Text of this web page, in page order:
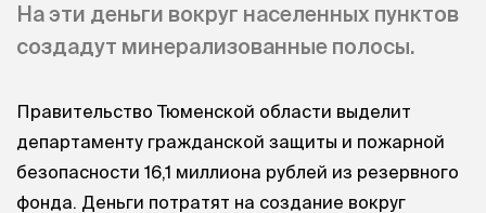
На эти деньги вокруг населенных пунктов
создадут минерализованные полосы.
Правительство Тюменской области выделит
департаменту гражданской защиты и пожарной
безопасности 16,1 миллиона рублей из резервного
фонда. Деньги потратят на создание вокруг